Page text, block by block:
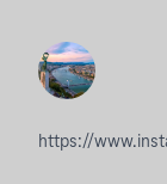
https://